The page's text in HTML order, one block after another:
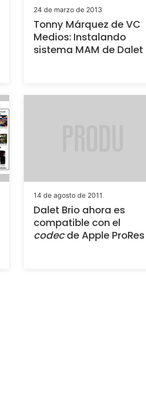
24 de marzo de 2013
Tonny Márquez de VC
Medios: Instalando
sistema MAM de Dalet
14 de agosto de 2011
Dalet Brio ahora es
compatible con el
codecde Apple ProRes